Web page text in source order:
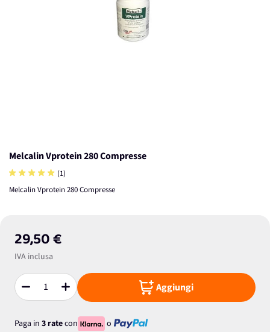
Melcalin Vprotein 280 Compresse
(1)
Melcalin Vprotein 280 Compresse
29,50 €
IVA inclusa
Quantità Aggiungi
Paga in 3 ratecon
o